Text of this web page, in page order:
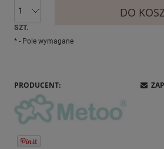
SZT.
DO
* - Pole wymagane
PRODUCENT: